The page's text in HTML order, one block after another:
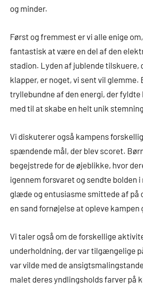
og minder.
Først og fremmest er vi alle enige
fantastisk at være en del af den
stadion. Lyden af jublende tilskuere,
klapper, er noget, vi sent vil glemme.
tryllebundne af den energi, der fyldte
med til at skabe en helt unik
Vi diskuterer også kampens
spændende mål, der blev scoret.
begejstrede for de øjeblikke, hvor
igennem forsvaret og sendte bolden
glæde og entusiasme smittede af på
en sand fornøjelse at opleve kampen
Vi taler også om de forskellige
underholdning, der var tilgængelige
var vilde med de
malet deres yndlingsholds farver på